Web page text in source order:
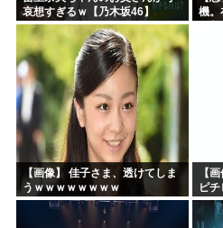
哀想すぎるｗ【乃木坂46】
機。
の
【画像】 佳子さま、透けてしま
うｗｗｗｗｗｗｗｗ
【
ピ
るん